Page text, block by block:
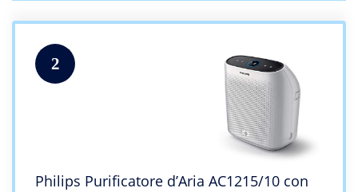
2
Philips Purificatore d’Aria AC1215/10 con